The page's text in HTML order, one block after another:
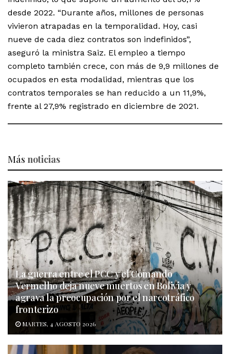
desde 2022. “Durante años, millones de personas
vivieron atrapadas en la temporalidad. Hoy, casi
nueve de cada diez contratos son indefinidos”,
aseguró la ministra Saiz. El empleo a tiempo
completo también crece, con más de 9,9 millones de
ocupados en esta modalidad, mientras que los
contratos temporales se han reducido a un 11,9%,
frente al 27,9% registrado en diciembre de 2021.
Más noticias
La guerra entre el PCC y el Comando
Vermelho deja nueve muertos en Bolivia y
agrava la preocupación por el narcotráfico
fronterizo
MARTES, 4 AGOSTO 2026